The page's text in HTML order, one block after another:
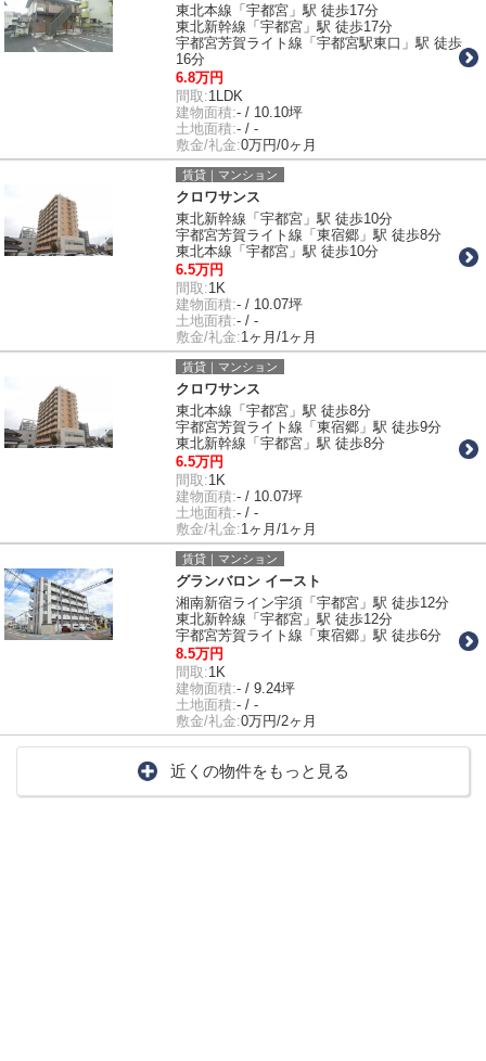
東北本線「宇都宮」駅 徒歩17分
東北新幹線「宇都宮」駅 徒歩17分
宇都宮芳賀ライト線「宇都宮駅東口」駅 徒歩
16分
6.8万円
間取:1LDK
建物面積:- / 10.10坪
土地面積:- / -
敷金/礼金:0万円/0ヶ月
賃貸｜マンション
クロワサンス
東北新幹線「宇都宮」駅 徒歩10分
宇都宮芳賀ライト線「東宿郷」駅 徒歩8分
東北本線「宇都宮」駅 徒歩10分
6.5万円
間取:1K
建物面積:- / 10.07坪
土地面積:- / -
敷金/礼金:1ヶ月/1ヶ月
賃貸｜マンション
クロワサンス
東北本線「宇都宮」駅 徒歩8分
宇都宮芳賀ライト線「東宿郷」駅 徒歩9分
東北新幹線「宇都宮」駅 徒歩8分
6.5万円
間取:1K
建物面積:- / 10.07坪
土地面積:- / -
敷金/礼金:1ヶ月/1ヶ月
賃貸｜マンション
グランバロン イースト
湘南新宿ライン宇須「宇都宮」駅 徒歩12分
東北新幹線「宇都宮」駅 徒歩12分
宇都宮芳賀ライト線「東宿郷」駅 徒歩6分
8.5万円
間取:1K
建物面積:- / 9.24坪
土地面積:- / -
敷金/礼金:0万円/2ヶ月
近くの物件をもっと見る